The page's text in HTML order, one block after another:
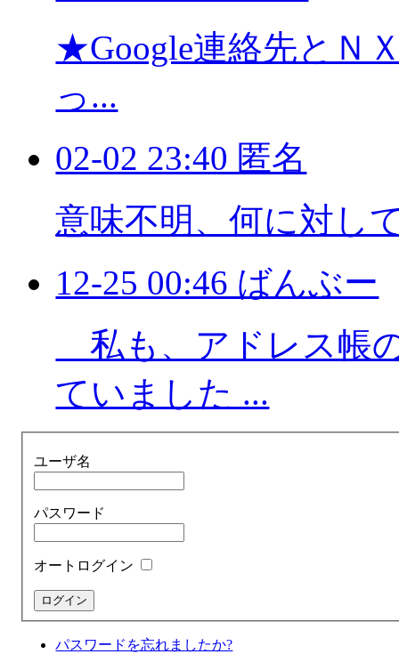
★Google連絡先とＮ
っ...
02-02 23:40 匿名
意味不明、何に対し
12-25 00:46 ばんぶー
私も、アドレス帳
ていました ...
ユーザ名
パスワード
オートログイン
パスワードを忘れましたか?